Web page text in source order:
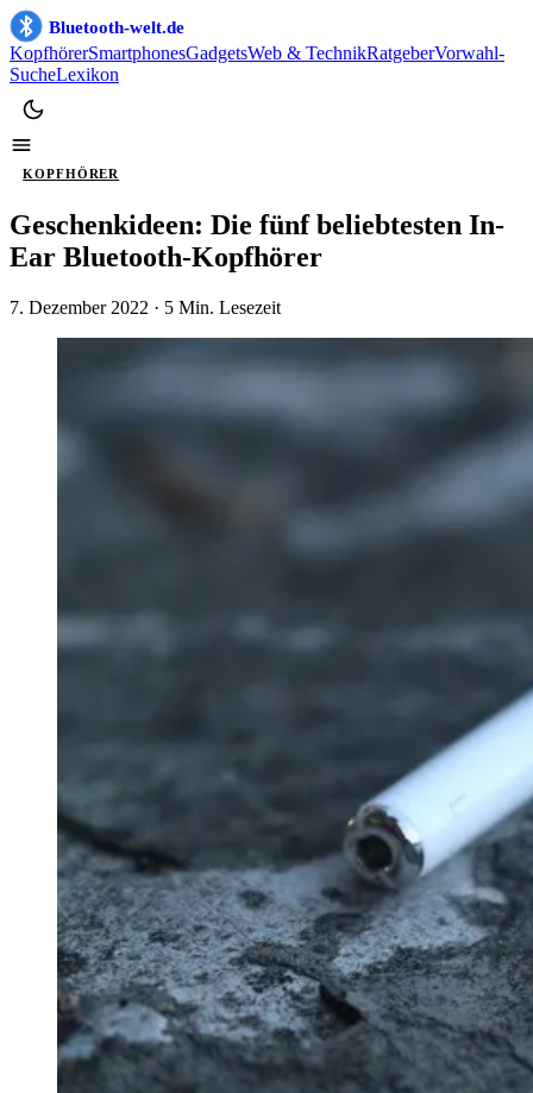
Bluetooth-welt.de
KopfhörerSmartphonesGadgetsWeb & TechnikRatgeberVorwahl-
SucheLexikon
KOPFHÖRER
Geschenkideen: Die fünf beliebtesten In-
Ear Bluetooth-Kopfhörer
7. Dezember 2022 · 5 Min. Lesezeit